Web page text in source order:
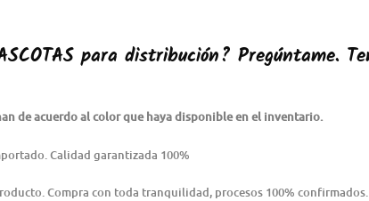
para distribución? Pregúntame.
de acuerdo al color que haya disponible en el inventario.
Calidad garantizada 100%
Compra con toda tranquilidad, procesos 100%